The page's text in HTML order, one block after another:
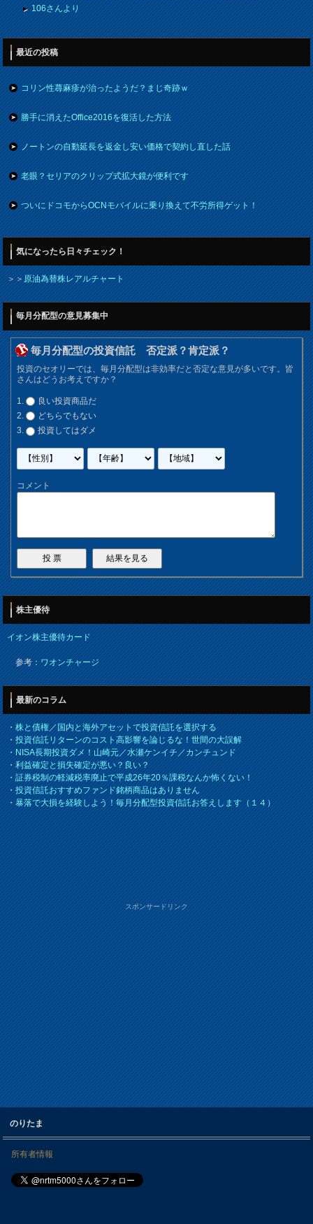
106さんより
最近の投稿
コリン性蕁麻疹が治ったようだ？まじ奇跡ｗ
勝手に消えたOffice2016を復活した方法
ノートンの自動延長を返金し安い価格で契約し直した話
老眼？セリアのクリップ式拡大鏡が便利です
ついにドコモからOCNモバイルに乗り換えて不労所得ゲット！
気になったら日々チェック！
＞＞原油為替株レアルチャート
毎月分配型の意見募集中
毎月分配型の投資信託 否定派？肯定派？
投資のセオリーでは、毎月分配型は非効率だと否定な意見が多いです。皆
さんはどうお考えですか？
良い投資商品だ
どちらでもない
投資してはダメ
コメント
株主優待
イオン株主優待カード
参考：ワオンチャージ
最新のコラム
・株と債権／国内と海外アセットで投資信託を選択する
・投資信託リターンのコスト高影響を論じるな！世間の大誤解
・NISA長期投資ダメ！山崎元／水瀬ケンイチ／カンチュンド
・利益確定と損失確定が悪い？良い？
・証券税制の軽減税率廃止で平成26年20％課税なんか怖くない！
・投資信託おすすめファンド銘柄商品はありません
・暴落で大損を経験しよう！毎月分配型投資信託お答えします（１４）
スポンサードリンク
のりたま
所有者情報